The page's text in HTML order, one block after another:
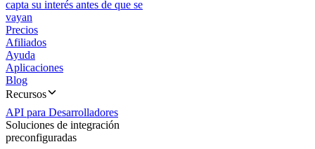
capta su interés antes de que se
vayan
Precios
Afiliados
Ayuda
Aplicaciones
Blog
Recursos
API para Desarrolladores
Soluciones de integración
preconfiguradas